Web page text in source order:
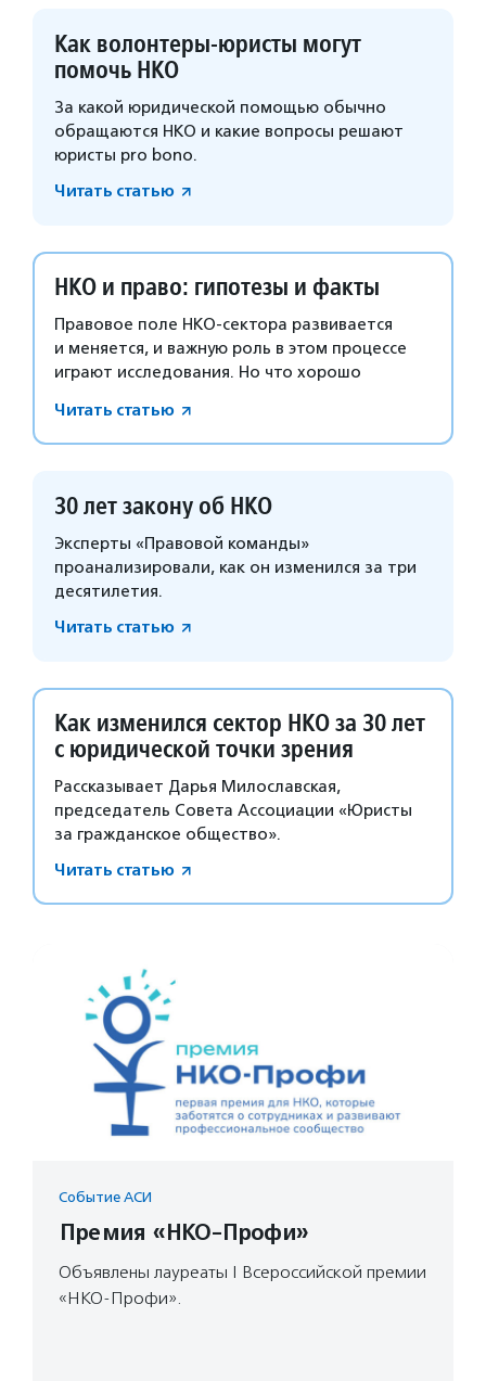
Как волонтеры-юристы могут
помочь НКО
За какой юридической помощью обычно
обращаются НКО и какие вопросы решают
юристы pro bono.
Читать статью
НКО и право: гипотезы и факты
Правовое поле НКО-сектора развивается
и меняется, и важную роль в этом процессе
играют исследования. Но что хорошо
Читать статью
30 лет закону об НКО
Эксперты «Правовой команды»
проанализировали, как он изменился за три
десятилетия.
Читать статью
Как изменился сектор НКО за 30 лет
с юридической точки зрения
Рассказывает Дарья Милославская,
председатель Совета Ассоциации «Юристы
за гражданское общество».
Читать статью
Событие АСИ
Премия «НКО-Профи»
Объявлены лауреаты I Всероссийской премии
«НКО-Профи».